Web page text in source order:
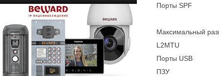
Порты SPF
Максимальный
L2MTU
Порты USB
ПЗУ